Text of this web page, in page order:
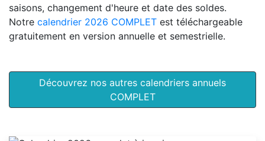
saisons, changement d'heure et date des soldes.
Notre calendrier 2026 COMPLET est téléchargeable
gratuitement en version annuelle et semestrielle.
Découvrez nos autres calendriers annuels
COMPLET